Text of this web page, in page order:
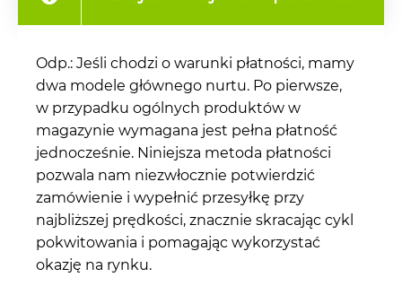
Odp.: Jeśli chodzi o warunki płatności, mamy
dwa modele głównego nurtu. Po pierwsze,
w przypadku ogólnych produktów w
magazynie wymagana jest pełna płatność
jednocześnie. Niniejsza metoda płatności
pozwala nam niezwłocznie potwierdzić
zamówienie i wypełnić przesyłkę przy
najbliższej prędkości, znacznie skracając cykl
pokwitowania i pomagając wykorzystać
okazję na rynku.